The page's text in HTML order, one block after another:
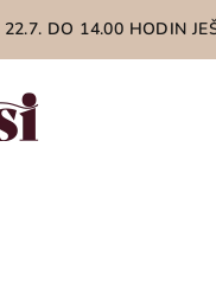
DO 14.00 HODIN